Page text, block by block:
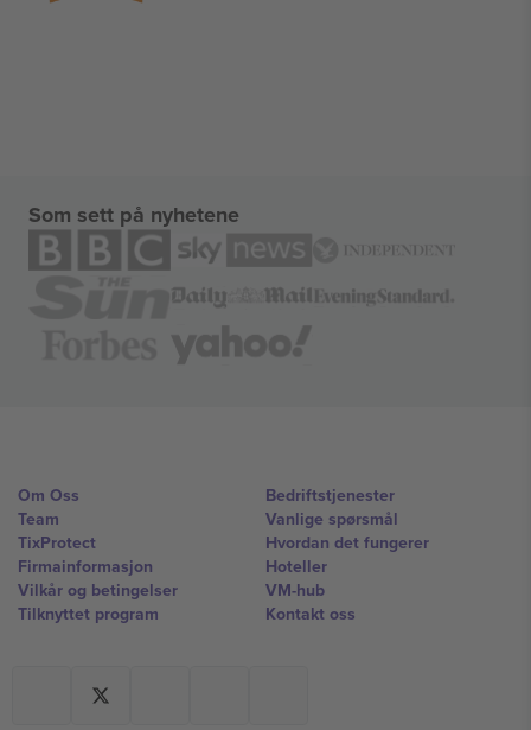
Som sett på nyhetene
Om Oss
Team
TixProtect
Firmainformasjon
Vilkår og betingelser
Tilknyttet program
Bedriftstjenester
Vanlige spørsmål
Hvordan det fungerer
Hoteller
VM-hub
Kontakt oss